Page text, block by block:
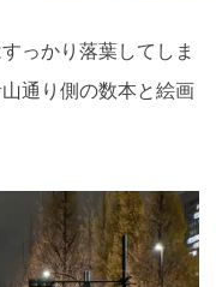
っかり落葉してしま
通り側の数本と絵画